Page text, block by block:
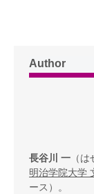
Author
長谷川 一 （
明治学院大学
ース）。